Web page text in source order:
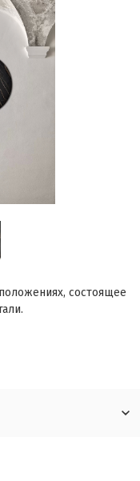
состоящее